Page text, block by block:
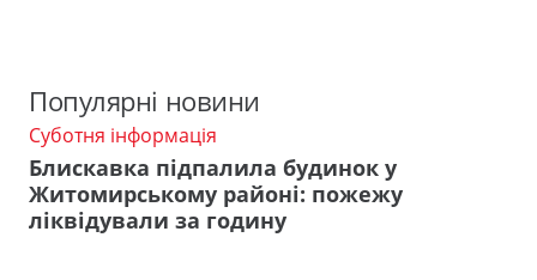
Популярні новини
Суботня інформація
Блискавка підпалила будинок у
Житомирському районі: пожежу
ліквідували за годину